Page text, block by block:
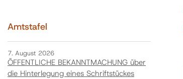
Amtstafel
7. August 2026
ÖFFENTLICHE BEKANNTMACHUNG über
die Hinterlegung eines Schriftstückes